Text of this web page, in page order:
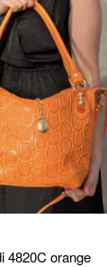
4820C orange